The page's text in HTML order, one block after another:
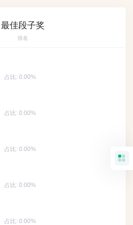
最佳段子奖
排名
占比: 0.00%
占比: 0.00%
占比: 0.00%
占比: 0.00%
占比: 0.00%